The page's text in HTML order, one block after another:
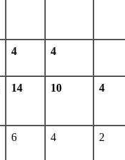
4 4
14 10 4
6 4 2